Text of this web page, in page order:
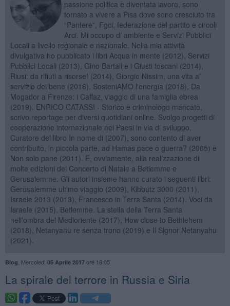
passione politica è diventata lavoro, sono
tornato a vivere a Pisa dove sono cresciuto tra
“Pantere”, Fgci, federazione del partito e circoli
Arci. Mi occupo di ambiente e Servizi Pubblici
Locali a livello regionale e nazionale. Nella mia attività
divulgativa ho pubblicato i libri Acqua in mente (2012), Servizi
Pubblici Locali (2013), Gino Bartali e i Giusti toscani (2014),
Riusi: da rifiuti a risorse! (2014), Giorgio Nissim, una vita al
servizio del bene (2016), SosteniAMO l'energia (2018), Da
Mogador a Firenze: i Caffaz, viaggio di una famiglia ebrea
(2019). ENRICO CATASSI - Storico e criminologo mancato,
scrivo reportage per diversi quotidiani online. Svolgo progetti di
cooperazione internazionale nei Paesi in via di sviluppo.
Curatore del libro In nome di (2007), sono contento di aver
contribuito, in piccola parte, ad Hamas pace o guerra? (2005) e
Non solo pane (2011). E, ovviamente, alla realizzazione di
molte edizioni del Concerto di Natale a Betlemme e
Gerusalemme. Gli autori insieme hanno curato i seguenti libri:
Gerusalemme ultimo viaggio (2009), Kibbutz 3000 (2011),
Israele 2013 (2013), Francesco in Terra Santa (2014). Voci da
Israele (2015), Betlemme. La stella della Terra Santa
nell'ombra del Medioriente (2017), How close to Bethlehem
(2018), Netanyahu re senza trono (2019) e Il Signor Netanyahu
(2021).
Blog Mercoledì 05 Aprile 2017ore 16:05
La spirale del terrore in Russia e Siria